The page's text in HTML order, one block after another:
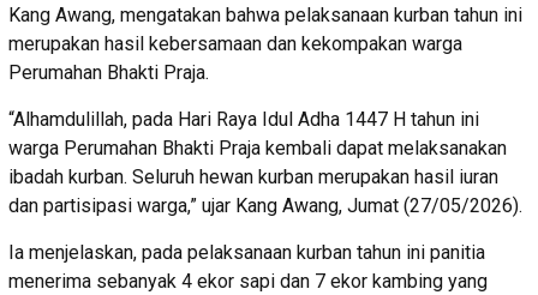
Kang Awang, mengatakan bahwa pelaksanaan kurban tahun ini
merupakan hasil kebersamaan dan kekompakan warga
Perumahan Bhakti Praja.
“Alhamdulillah, pada Hari Raya Idul Adha 1447 H tahun ini
warga Perumahan Bhakti Praja kembali dapat melaksanakan
ibadah kurban. Seluruh hewan kurban merupakan hasil iuran
dan partisipasi warga,” ujar Kang Awang, Jumat (27/05/2026).
Ia menjelaskan, pada pelaksanaan kurban tahun ini panitia
menerima sebanyak 4 ekor sapi dan 7 ekor kambing yang